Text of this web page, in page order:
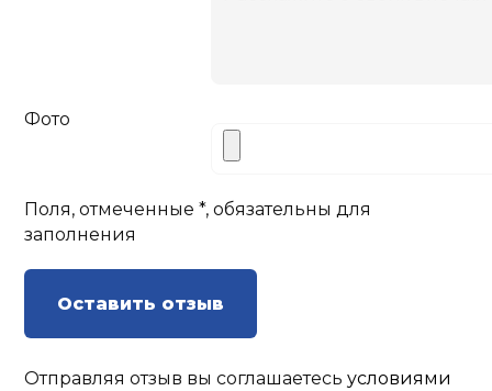
Фото
Поля, отмеченные *, обязательны для
заполнения
Оставить отзыв
Отправляя отзыв вы соглашаетесьусловиями